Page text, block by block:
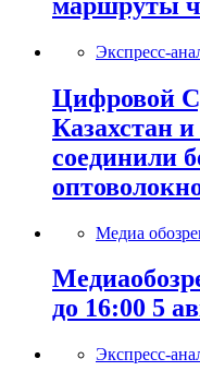
Экспресс-
Цифровой
Казахстан
соединили
Медиа
до 16:00 5
Экспресс-